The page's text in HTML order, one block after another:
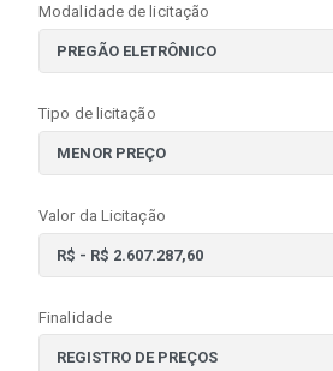
Modalidade de licitação
Tipo de licitação
Valor da Licitação
Finalidade